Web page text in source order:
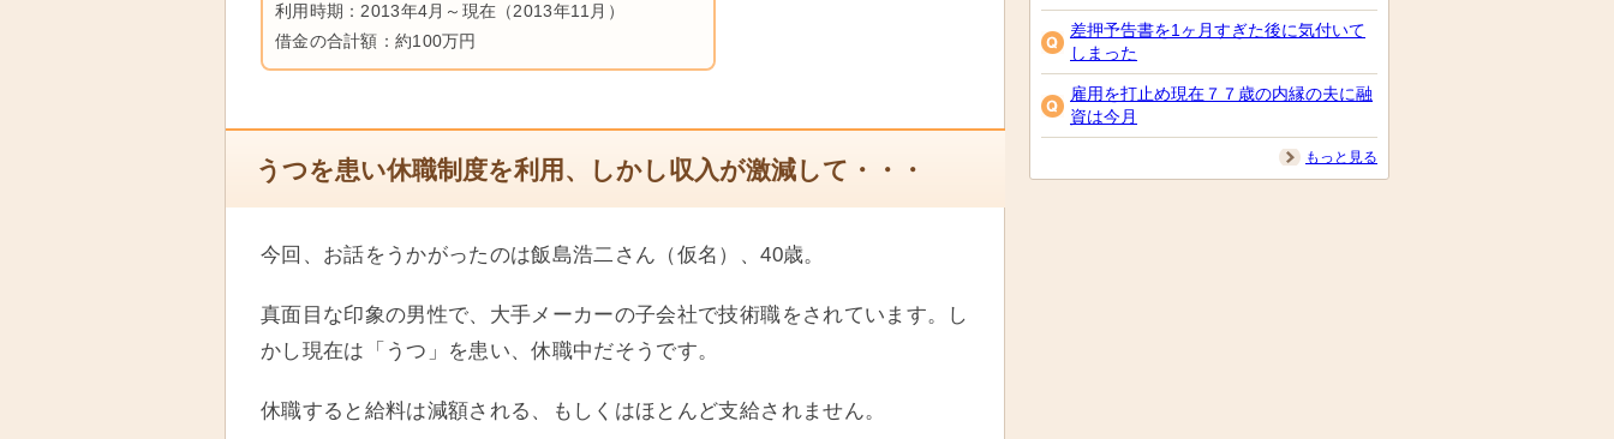
利用時期：2013年4月～現在（2013年11月）
借金の合計額：約100万円
うつを患い休職制度を利用、しかし収入が激減して・・・
今回、お話をうかがったのは飯島浩二さん（仮名）、40歳。
真面目な印象の男性で、大手メーカーの子会社で技術職をされています。し
かし現在は「うつ」を患い、休職中だそうです。
休職すると給料は減額される、もしくはほとんど支給されません。
差押予告書を1ヶ月すぎた後に気付いて
しまった
雇用を打止め現在７７歳の内縁の夫に融
資は今月
もっと見る